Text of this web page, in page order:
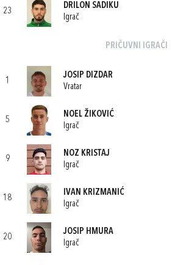
23
DRILON SADIKU
Igrač
PRIČUVNI IGRAČI
1
JOSIP DIZDAR
Vratar
5
NOEL ŽIKOVIĆ
Igrač
9
NOZ KRISTAJ
Igrač
18
IVAN KRIZMANIĆ
Igrač
20
JOSIP HMURA
Igrač